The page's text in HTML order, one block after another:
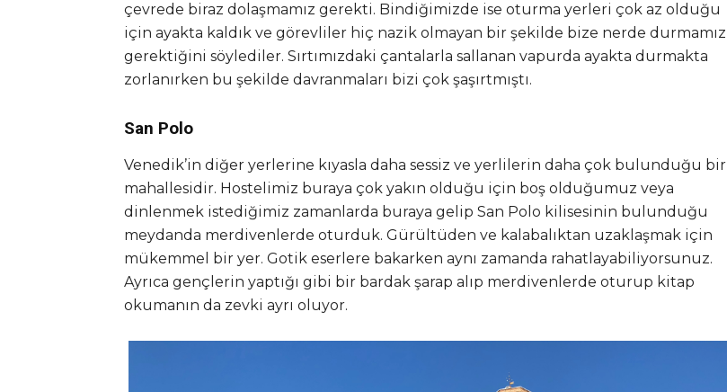
çevrede biraz dolaşmamız gerekti. Bindiğimizde ise oturma yerleri çok az olduğu
için ayakta kaldık ve görevliler hiç nazik olmayan bir şekilde bize nerde durmamız
gerektiğini söylediler. Sırtımızdaki çantalarla sallanan vapurda ayakta durmakta
zorlanırken bu şekilde davranmaları bizi çok şaşırtmıştı.
San Polo
Venedik’in diğer yerlerine kıyasla daha sessiz ve yerlilerin daha çok bulunduğu bir
mahallesidir. Hostelimiz buraya çok yakın olduğu için boş olduğumuz veya
dinlenmek istediğimiz zamanlarda buraya gelip San Polo kilisesinin bulunduğu
meydanda merdivenlerde oturduk. Gürültüden ve kalabalıktan uzaklaşmak için
mükemmel bir yer. Gotik eserlere bakarken aynı zamanda rahatlayabiliyorsunuz.
Ayrıca gençlerin yaptığı gibi bir bardak şarap alıp merdivenlerde oturup kitap
okumanın da zevki ayrı oluyor.